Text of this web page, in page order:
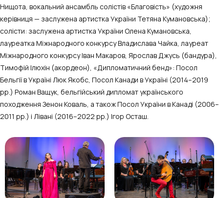
Нищота, вокальний ансамбль солістів «Благовість» (художня
керівниця — заслужена артистка України Тетяна Кумановська);
солісти: заслужена артистка України Олена Кумановська,
лауреатка Міжнародного конкурсу Владислава Чайка, лауреат
Міжнародного конкурсу Іван Макаров, Ярослав Джусь (бандура),
Тимофій Ілюхін (акордеон), «Дипломатичний бенд»: Посол
Бельгії в Україні Люк Якобс, Посол Канади в Україні (2014–2019
рр.) Роман Ващук, бельгійський дипломат українського
походження Зенон Коваль, а також Посол України в Канаді (2006–
2011 рр.) і Лівані (2016–2022 рр.) Ігор Осташ.